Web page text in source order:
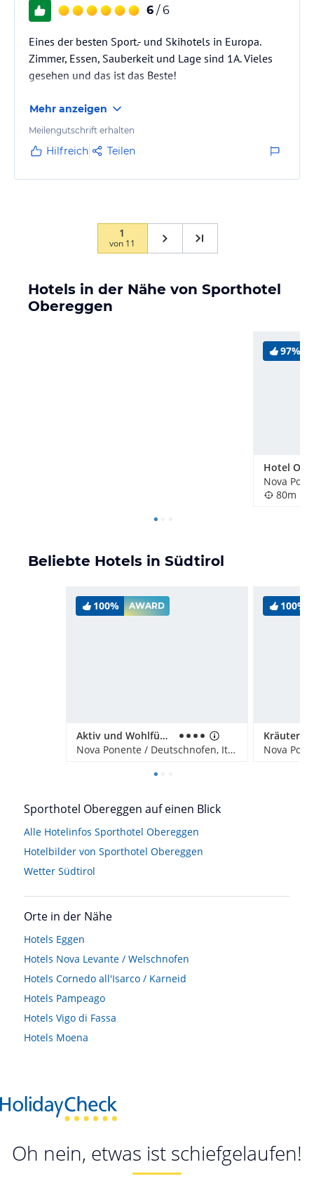
6 / 6
Eines der besten Sport.- und Skihotels in Europa.
Zimmer, Essen, Sauberkeit und Lage sind 1A. Vieles
gesehen und das ist das Beste!
Mehr anzeigen
Meilengutschrift erhalten
Hilfreich Teilen
1
von 11
Hotels in der Nähe von Sporthotel
Obereggen
97%
Hotel
80m
Beliebte Hotels in Südtirol
100% AWARD
Aktiv und Wohlfühlhotel DAS Mondschein
Nova Ponente / Deutschnofen, Italien
100%
Sporthotel Obereggen auf einen Blick
Alle Hotelinfos Sporthotel Obereggen
Hotelbilder von Sporthotel Obereggen
Wetter Südtirol
Orte in der Nähe
Hotels Eggen
Hotels Nova Levante / Welschnofen
Hotels Cornedo all'Isarco / Karneid
Hotels Pampeago
Hotels Vigo di Fassa
Hotels Moena
Oh nein, etwas ist schiefgelaufen!